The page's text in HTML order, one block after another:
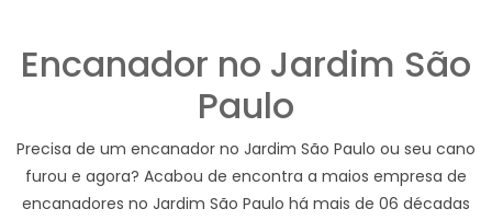
Encanador no Jardim São
Paulo
Precisa de um encanador no Jardim São Paulo ou seu cano
furou e agora? Acabou de encontra a maios empresa de
encanadores no Jardim São Paulo há mais de 06 décadas